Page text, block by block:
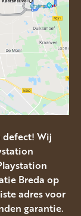
defect! Wij
Breda op
adres voor
garantie.